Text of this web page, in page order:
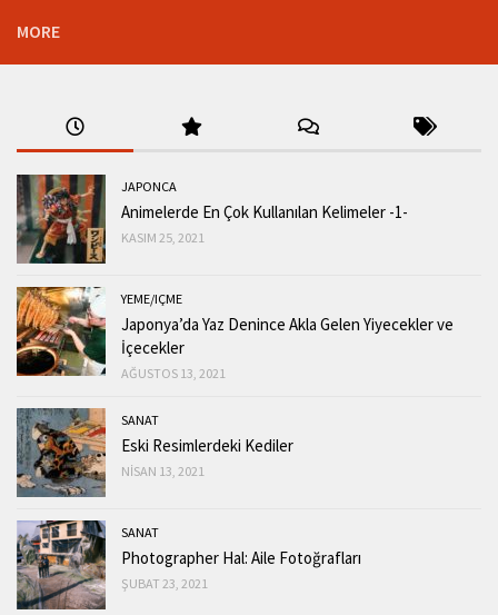
MORE
JAPONCA
Animelerde En Çok Kullanılan Kelimeler -1-
KASIM 25, 2021
YEME/IÇME
Japonya’da Yaz Denince Akla Gelen Yiyecekler ve
İçecekler
AĞUSTOS 13, 2021
SANAT
Eski Resimlerdeki Kediler
NISAN 13, 2021
SANAT
Photographer Hal: Aile Fotoğrafları
ŞUBAT 23, 2021